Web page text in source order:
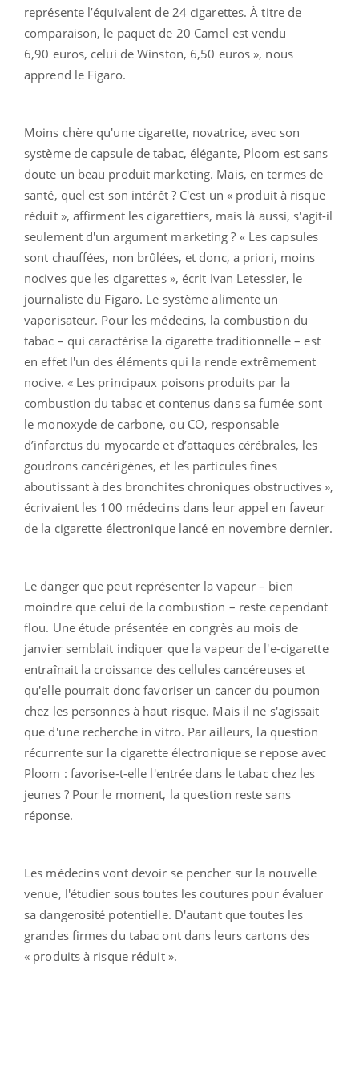
représente l’équivalent de 24 cigarettes. À titre de
comparaison, le paquet de 20 Camel est vendu
6,90 euros, celui de Winston, 6,50 euros », nous
apprend le Figaro.
Moins chère qu'une cigarette, novatrice, avec son
système de capsule de tabac, élégante, Ploom est sans
doute un beau produit marketing. Mais, en termes de
santé, quel est son intérêt ? C'est un « produit à risque
réduit », affirment les cigarettiers, mais là aussi, s'agit-il
seulement d'un argument marketing ? « Les capsules
sont chauffées, non brûlées, et donc, a priori, moins
nocives que les cigarettes », écrit Ivan Letessier, le
journaliste du Figaro. Le système alimente un
vaporisateur. Pour les médecins, la combustion du
tabac – qui caractérise la cigarette traditionnelle – est
en effet l'un des éléments qui la rende extrêmement
nocive. « Les principaux poisons produits par la
combustion du tabac et contenus dans sa fumée sont
le monoxyde de carbone, ou CO, responsable
d’infarctus du myocarde et d’attaques cérébrales, les
goudrons cancérigènes, et les particules fines
aboutissant à des bronchites chroniques obstructives »,
écrivaient les 100 médecins dans leur appel en faveur
de la cigarette électronique lancé en novembre dernier.
Le danger que peut représenter la vapeur – bien
moindre que celui de la combustion – reste cependant
flou. Une étude présentée en congrès au mois de
janvier semblait indiquer que la vapeur de l'e-cigarette
entraînait la croissance des cellules cancéreuses et
qu'elle pourrait donc favoriser un cancer du poumon
chez les personnes à haut risque. Mais il ne s'agissait
que d'une recherche in vitro. Par ailleurs, la question
récurrente sur la cigarette électronique se repose avec
Ploom : favorise-t-elle l'entrée dans le tabac chez les
jeunes ? Pour le moment, la question reste sans
réponse.
Les médecins vont devoir se pencher sur la nouvelle
venue, l'étudier sous toutes les coutures pour évaluer
sa dangerosité potentielle. D'autant que toutes les
grandes firmes du tabac ont dans leurs cartons des
« produits à risque réduit ».